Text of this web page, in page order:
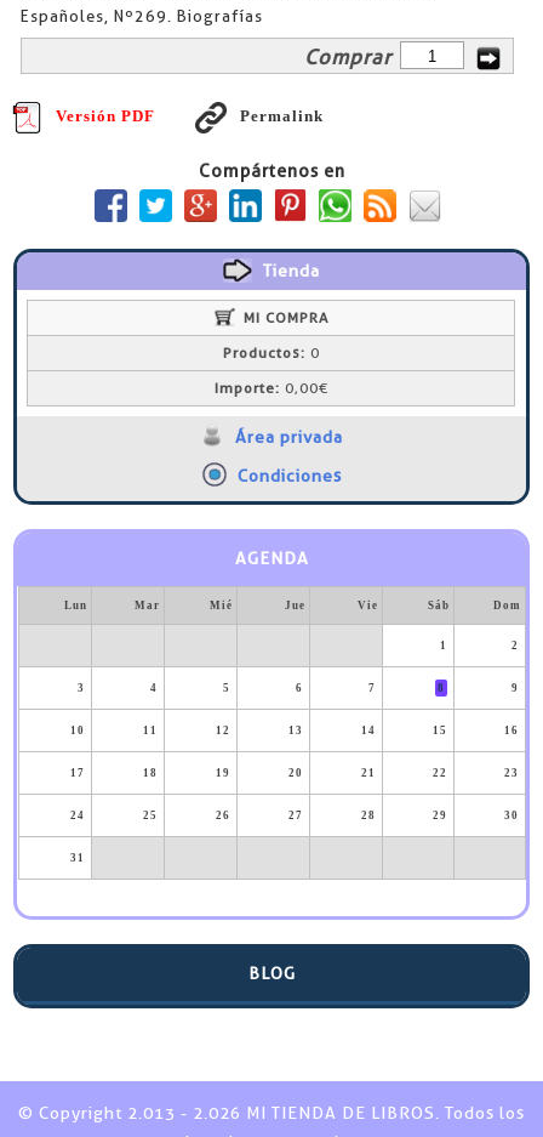
Españoles, Nº269. Biografías
Comprar
Versión PDF Permalink
Compártenos en
Tienda
MI COMPRA
Productos: 0
Importe: 0,00€
Área privada
Condiciones
AGENDA
Lun Mar Mié Jue Vie Sáb Dom
1 2
3 4 5 6 7 8 9
10 11 12 13 14 15 16
17 18 19 20 21 22 23
24 25 26 27 28 29 30
31
BLOG
© Copyright 2.013 - 2.026 MI TIENDA DE LIBROS. Todos los